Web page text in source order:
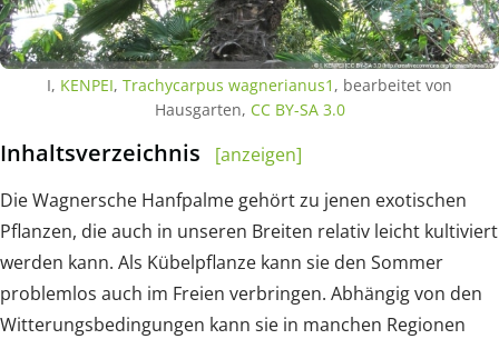
I, KENPEI, Trachycarpus wagnerianus1 , bearbeitet von
Hausgarten, CC BY-SA 3.0
Inhaltsverzeichnis
[anzeigen]
Die Wagnersche Hanfpalme gehört zu jenen exotischen
Pflanzen, die auch in unseren Breiten relativ leicht kultiviert
werden kann. Als Kübelpflanze kann sie den Sommer
problemlos auch im Freien verbringen. Abhängig von den
Witterungsbedingungen kann sie in manchen Regionen